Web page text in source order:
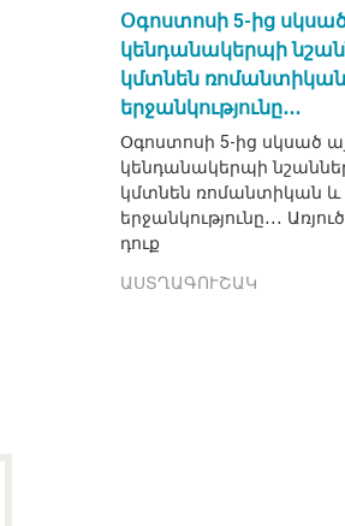
Օգոստոսի 5-ից
կենդանակերպի
կմտնեն
երջանկությունը․․․
Օգոստոսի 5-ից սկսած
կենդանակերպի
կմտնեն ռոմանտիկան և
երջանկությունը․․․
դուք
ԱՍՏՂԱԳՈՒՇԱԿ